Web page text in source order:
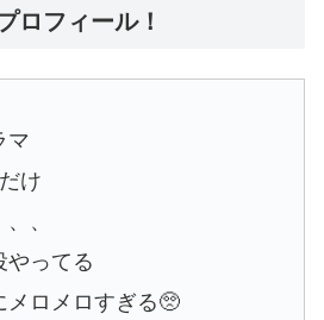
ロフィール！
マ
け
、
ってる
ロメロすぎる🥺